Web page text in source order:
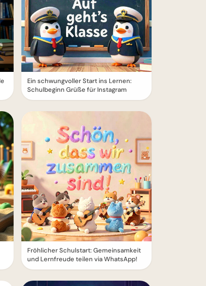
Ein schwungvoller Start ins Lernen:
Schulbeginn Grüße für Instagram
Fröhlicher Schulstart: Gemeinsamkeit
und Lernfreude teilen via WhatsApp!